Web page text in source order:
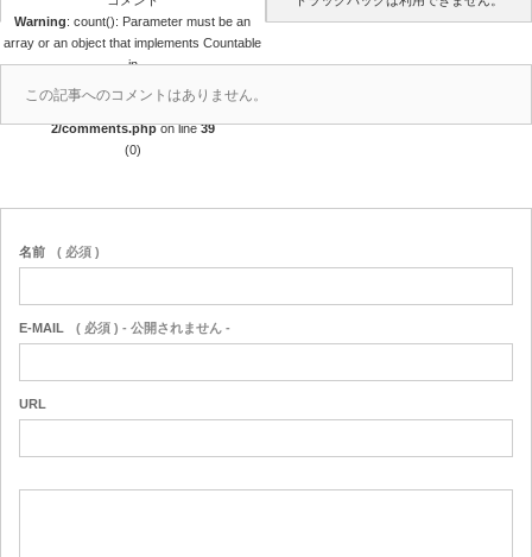
Warning: count(): Parameter must be an
array or an object that implements Countable
in
/home/r4688280/public_html/takedataro.c
2/comments.phpon line39
(0)
この記事へのコメントはありません。
名前 ( 必須 )
E-MAIL ( 必須 ) - 公開されません -
URL